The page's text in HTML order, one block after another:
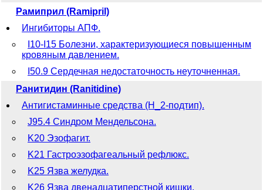
Рамиприл (Ramipril)
Ингибиторы АПФ.
I10-I15 Болезни, характеризующиеся повышенным
кровяным давлением.
I50.9 Сердечная недостаточность неуточненная.
Ранитидин (Ranitidine)
Антигистаминные средства (H_2-подтип).
J95.4 Синдром Мендельсона.
K20 Эзофагит.
K21 Гастроэзофагеальный рефлюкс.
K25 Язва желудка.
K26 Язва двенадцатиперстной кишки.